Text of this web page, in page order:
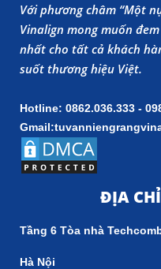
Với phương châm “Một
Vinalign mong muốn
nhất cho tất cả khách
suốt thương hiệu Việt.
Hotline: 0862.036.333 -
ĐỊA
Tầng 6 Tòa nhà
Hà Nội